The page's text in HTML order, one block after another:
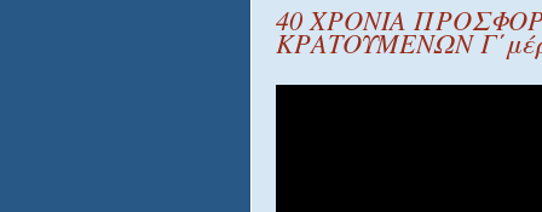
40 ΧΡΟΝΙΑ
ΚΡΑΤΟΥΜΕΝΩΝ